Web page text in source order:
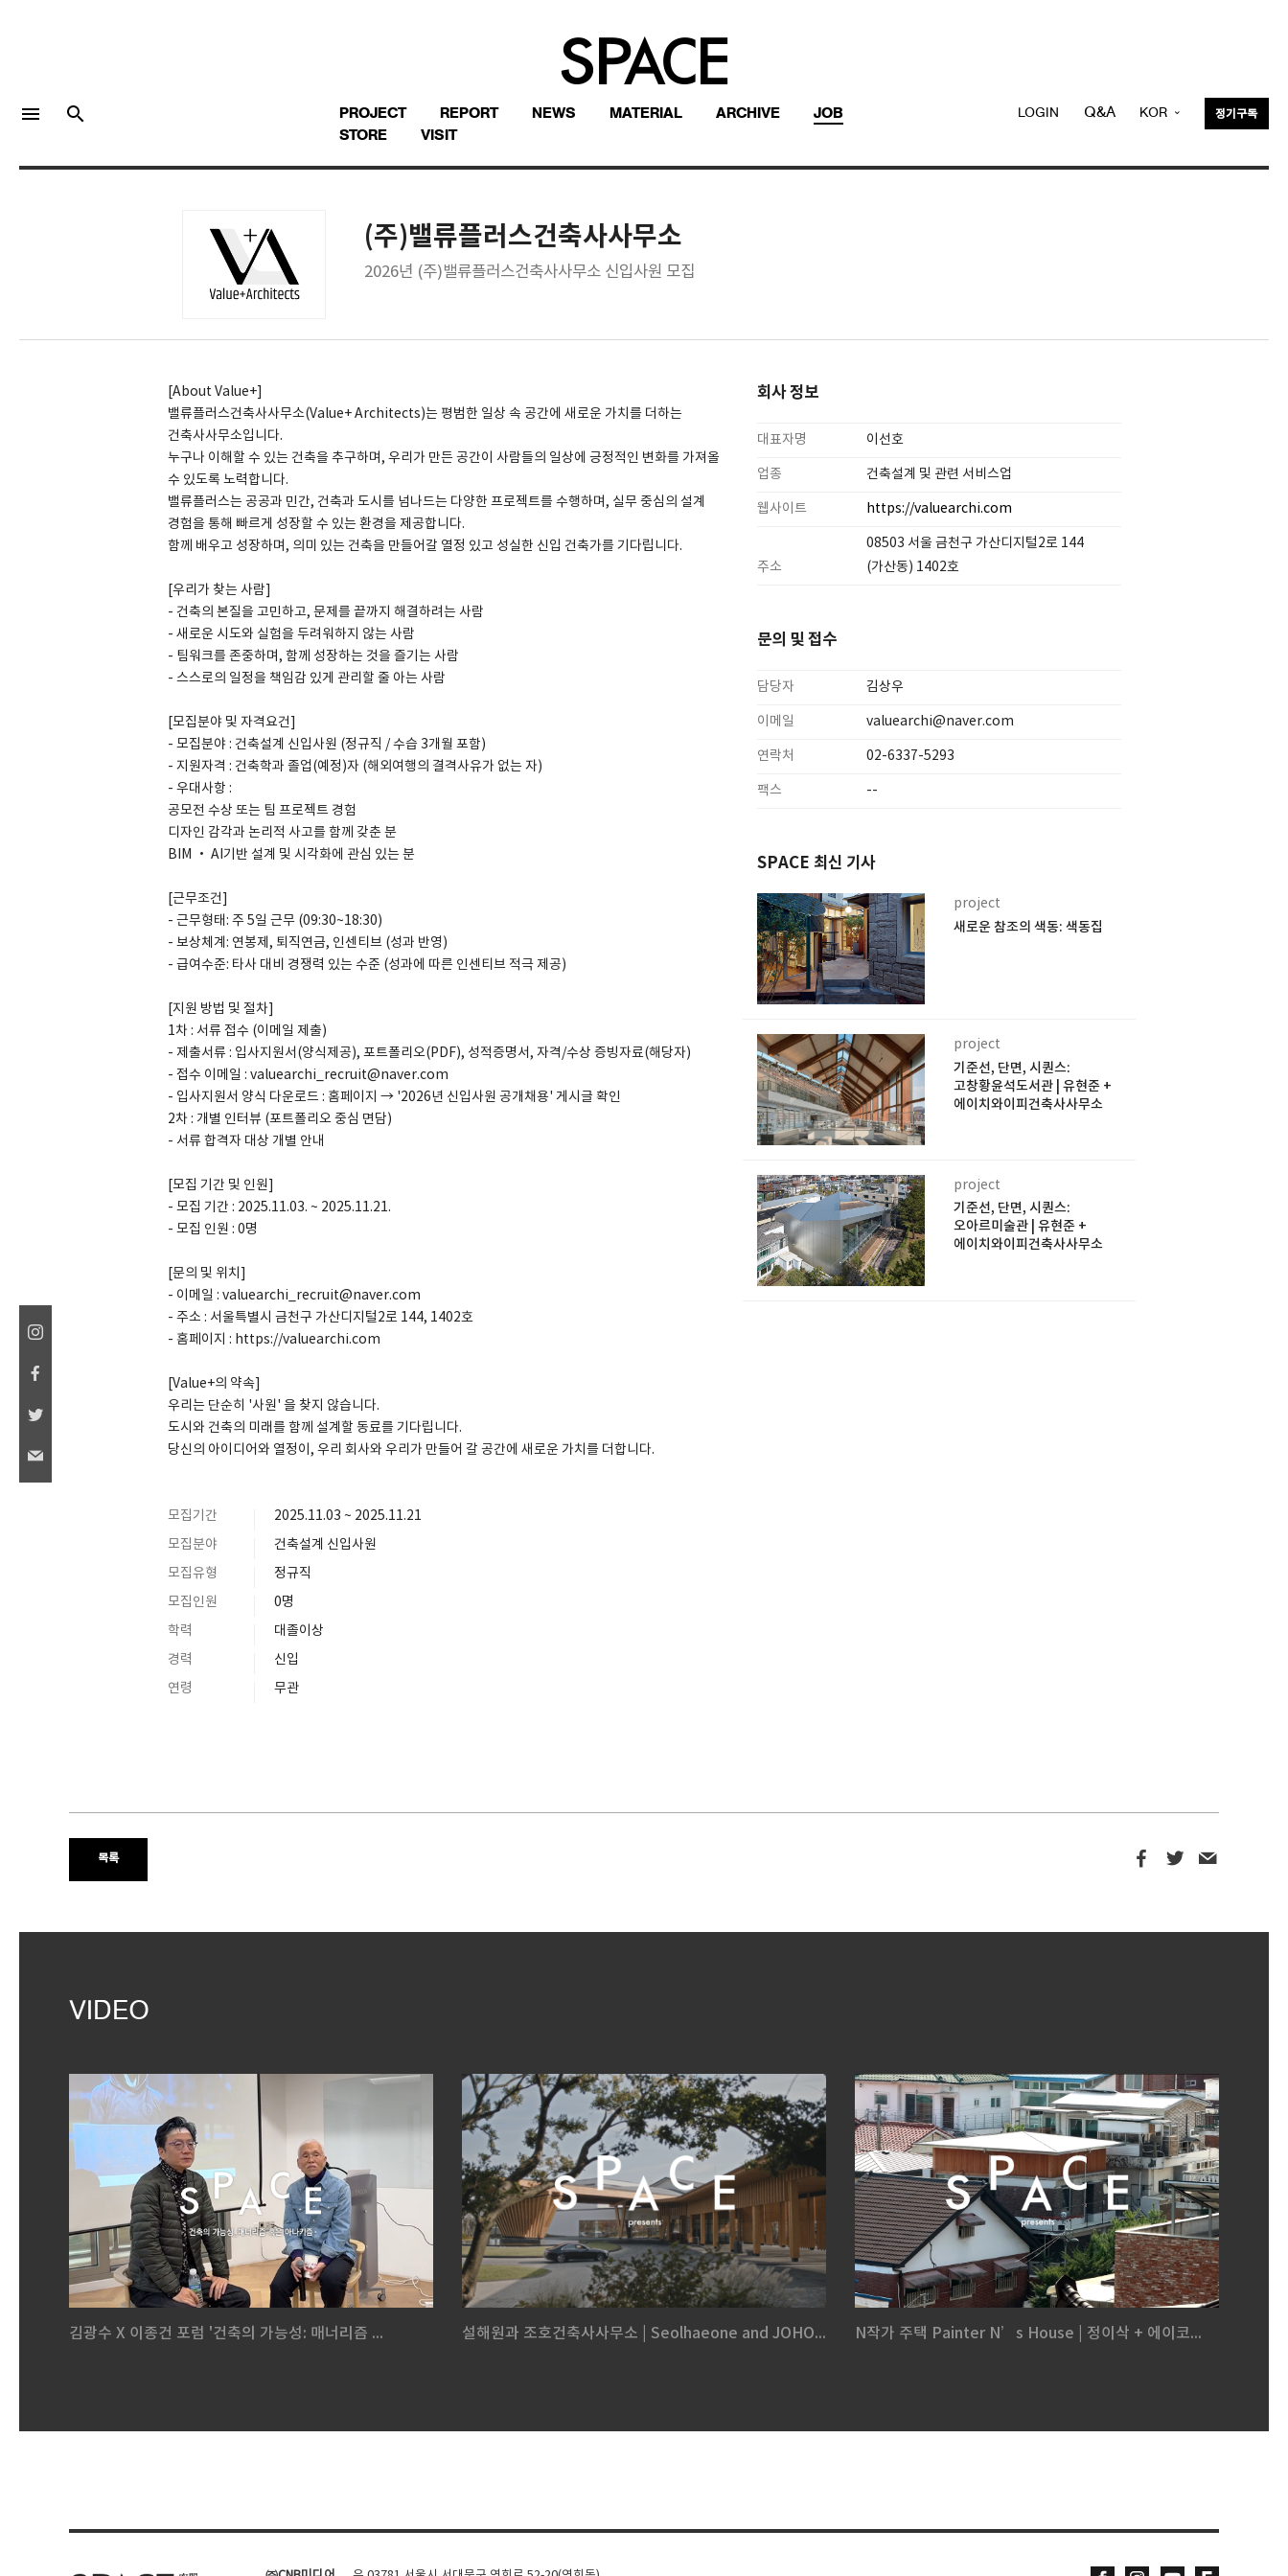
회원가입
Naver 로그인
menu search PROJECT REPORT NEWS MATERIAL ARCHIVE
JOB
STORE
VISIT
LOGIN Q&A KOR 정기구독
(주)밸류플러스건축사사무소
2026년 (주)밸류플러스건축사사무소 신입사원 모집
[About Value+]
밸류플러스건축사사무소(Value+ Architects)는 평범한 일상 속 공간에 새로운 가치를 더하는
건축사사무소입니다.
누구나 이해할 수 있는 건축을 추구하며, 우리가 만든 공간이 사람들의 일상에 긍정적인 변화를 가져올
수 있도록 노력합니다.
밸류플러스는 공공과 민간, 건축과 도시를 넘나드는 다양한 프로젝트를 수행하며, 실무 중심의 설계
경험을 통해 빠르게 성장할 수 있는 환경을 제공합니다.
함께 배우고 성장하며, 의미 있는 건축을 만들어갈 열정 있고 성실한 신입 건축가를 기다립니다.
[우리가 찾는 사람]
- 건축의 본질을 고민하고, 문제를 끝까지 해결하려는 사람
- 새로운 시도와 실험을 두려워하지 않는 사람
- 팀워크를 존중하며, 함께 성장하는 것을 즐기는 사람
- 스스로의 일정을 책임감 있게 관리할 줄 아는 사람
[모집분야 및 자격요건]
- 모집분야 : 건축설계 신입사원 (정규직 / 수습 3개월 포함)
- 지원자격 : 건축학과 졸업(예정)자 (해외여행의 결격사유가 없는 자)
- 우대사항 :
공모전 수상 또는 팀 프로젝트 경험
디자인 감각과 논리적 사고를 함께 갖춘 분
BIM · AI기반 설계 및 시각화에 관심 있는 분
[근무조건]
- 근무형태: 주 5일 근무 (09:30~18:30)
- 보상체계: 연봉제, 퇴직연금, 인센티브 (성과 반영)
- 급여수준: 타사 대비 경쟁력 있는 수준 (성과에 따른 인센티브 적극 제공)
[지원 방법 및 절차]
1차 : 서류 접수 (이메일 제출)
- 제출서류 : 입사지원서(양식제공), 포트폴리오(PDF), 성적증명서, 자격/수상 증빙자료(해당자)
- 접수 이메일 : valuearchi_recruit@naver.com
- 입사지원서 양식 다운로드 : 홈페이지 → '2026년 신입사원 공개채용' 게시글 확인
2차 : 개별 인터뷰 (포트폴리오 중심 면담)
- 서류 합격자 대상 개별 안내
[모집 기간 및 인원]
- 모집 기간 : 2025.11.03. ~ 2025.11.21.
- 모집 인원 : 0명
[문의 및 위치]
- 이메일 : valuearchi_recruit@naver.com
- 주소 : 서울특별시 금천구 가산디지털2로 144, 1402호
- 홈페이지 : https://valuearchi.com
[Value+의 약속]
우리는 단순히 '사원' 을 찾지 않습니다.
도시와 건축의 미래를 함께 설계할 동료를 기다립니다.
당신의 아이디어와 열정이, 우리 회사와 우리가 만들어 갈 공간에 새로운 가치를 더합니다.
모집기간
2025.11.03 ~ 2025.11.21
모집분야
건축설계 신입사원
모집유형
정규직
모집인원
0명
학력
대졸이상
경력
신입
연령
무관
회사 정보
대표자명 이선호
업종 건축설계 및 관련 서비스업
웹사이트 https://valuearchi.com
주소
08503 서울 금천구 가산디지털2로 144
(가산동) 1402호
문의 및 접수
담당자 김상우
이메일 valuearchi@naver.com
연락처 02-6337-5293
팩스 --
SPACE 최신 기사
project
새로운 참조의 색동: 색동집
project
기준선, 단면, 시퀀스:
고창황윤석도서관 | 유현준 +
에이치와이피건축사사무소
project
기준선, 단면, 시퀀스:
오아르미술관 | 유현준 +
에이치와이피건축사사무소
목록
VIDEO
김광수 X 이종건 포럼 '건축의 가능성: 매너리즘 ... 설해원과 조호건축사사무소 | Seolhaeone and JOHO... N작가 주택 Painter N’s House | 정이삭 + 에이코...